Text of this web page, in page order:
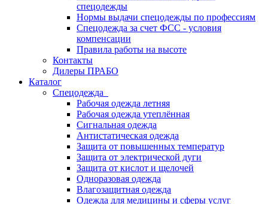
спецодежды
Нормы выдачи спецодежды по профессиям
Спецодежда за счет ФСС - условия
компенсации
Правила работы на высоте
Контакты
Дилеры ПРАБО
Каталог
Спецодежда
Рабочая одежда летняя
Рабочая одежда утеплённая
Сигнальная одежда
Антистатическая одежда
Защита от повышенных температур
Защита от электрической дуги
Защита от кислот и щелочей
Одноразовая одежда
Влагозащитная одежда
Одежда для медицины и сферы услуг